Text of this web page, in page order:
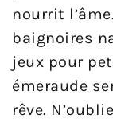
nourrit
baignoires
jeux pour
émeraude
rêve.